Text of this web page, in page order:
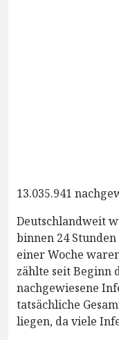
13.035.941
Deutschlandweit
binnen 24
einer Woche
zählte seit Beginn
nachgewiesene
tatsächliche
liegen, da viele